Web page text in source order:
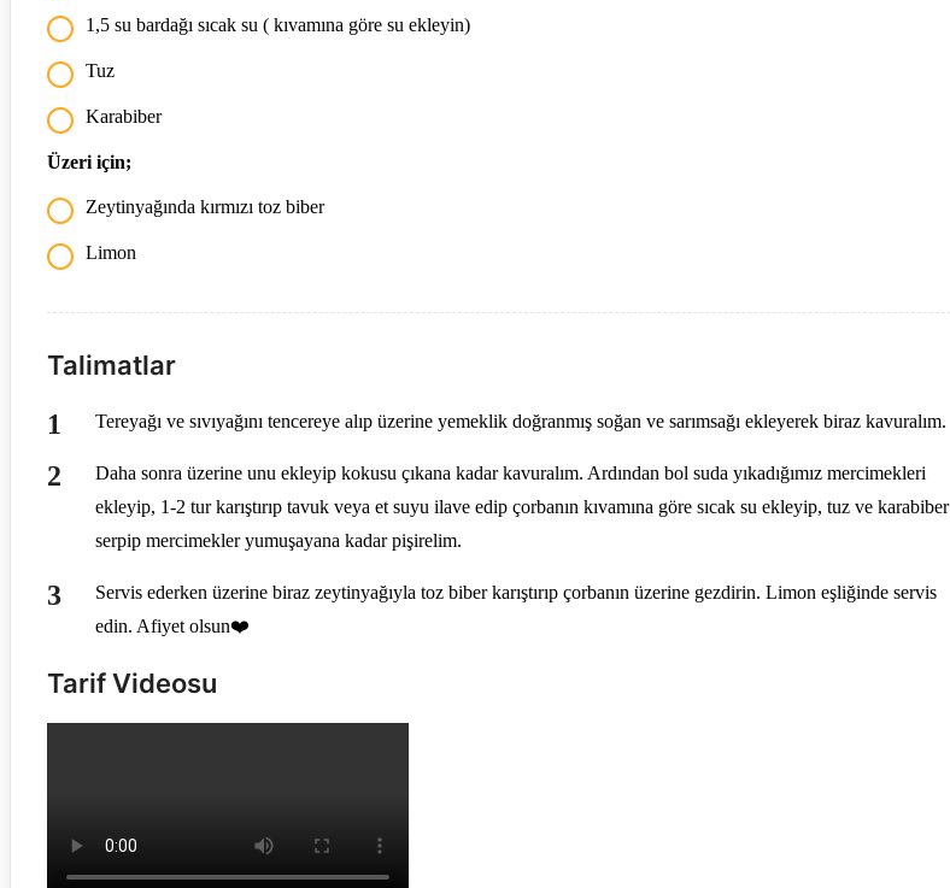
1,5 su bardağı sıcak su ( kıvamına göre su ekleyin)
Tuz
Karabiber
Üzeri için;
Zeytinyağında kırmızı toz biber
Limon
Talimatlar
Tereyağı ve sıvıyağını tencereye alıp üzerine yemeklik doğranmış soğan ve sarımsağı ekleyerek biraz kavuralım.
Daha sonra üzerine unu ekleyip kokusu çıkana kadar kavuralım. Ardından bol suda yıkadığımız mercimekleri
ekleyip, 1-2 tur karıştırıp tavuk veya et suyu ilave edip çorbanın kıvamına göre sıcak su ekleyip, tuz ve karabiber
serpip mercimekler yumuşayana kadar pişirelim.
Servis ederken üzerine biraz zeytinyağıyla toz biber karıştırıp çorbanın üzerine gezdirin. Limon eşliğinde servis
edin. Afiyet olsun❤️
Tarif Videosu